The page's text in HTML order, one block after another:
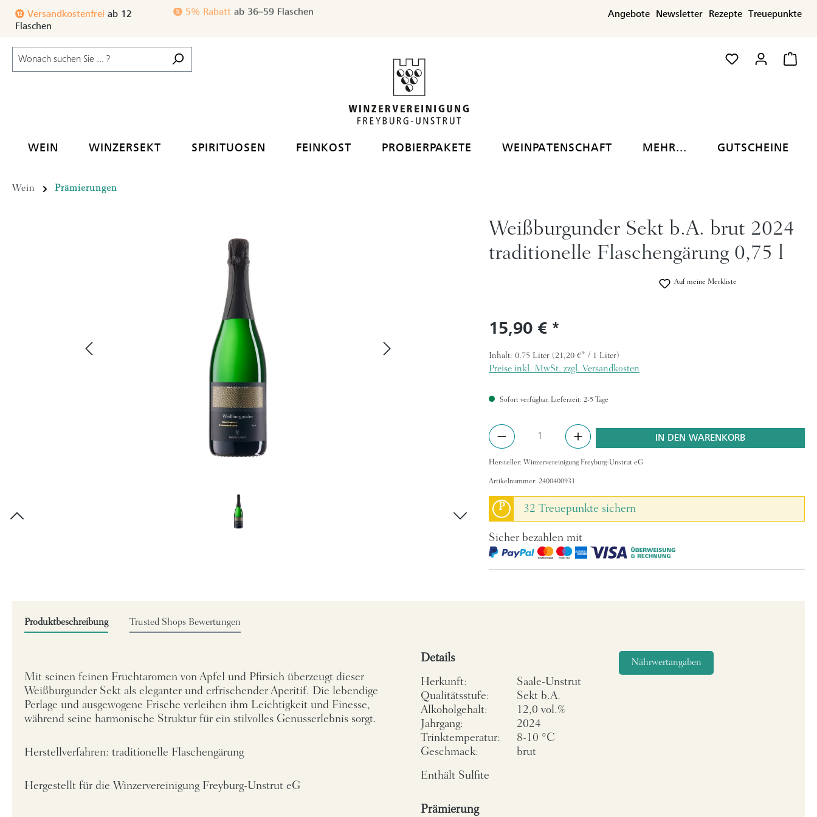
Hauptinhalt springen
Zur Suche springen
Zur Hauptnavigation springen
Versandkostenfrei ab 12
Flaschen
3% Rabatt ab 24–35 Flaschen Angebote Newsletter Rezepte Treuepunkte
WEIN WINZERSEKT SPIRITUOSEN FEINKOST PROBIERPAKETE WEINPATENSCHAFT MEHR... GUTSCHEINE
Wein Prämierungen
Weißburgunder Sekt b.A. brut 2024
traditionelle Flaschengärung 0,75 l
Auf meine Merkliste
Regulärer Preis:
15,90 €
Inhalt: 0.75 Liter (21,20 €* / 1 Liter)
Preise inkl. MwSt. zzgl. Versandkosten
Sofort verfügbar, Lieferzeit: 2-5 Tage
Produkt Anzahl: Gib den gewünschten Wert ein oder
IN DEN WARENKORB
Hersteller: Winzervereinigung Freyburg-Unstrut eG
Artikelnummer: 2400400931
P 32 Treuepunkte sichern
Sicher bezahlen mit
Produktbeschreibung Trusted Shops Bewertungen
Mit seinen feinen Fruchtaromen von Apfel und Pfirsich überzeugt dieser
Weißburgunder Sekt als eleganter und erfrischender Aperitif. Die lebendige
Perlage und ausgewogene Frische verleihen ihm Leichtigkeit und Finesse,
während seine harmonische Struktur für ein stilvolles Genusserlebnis sorgt.
Herstellverfahren: traditionelle Flaschengärung
Hergestellt für die Winzervereinigung Freyburg-Unstrut eG
Details
Herkunft:
Saale-Unstrut
Qualitätsstufe:
Sekt b.A.
Alkoholgehalt:
12,0 vol.%
Jahrgang:
2024
Trinktemperatur:
8-10 °C
Geschmack:
brut
Enthält Sulfite
Prämierung